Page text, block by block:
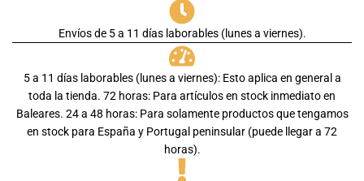
Envíos de 5 a 11 días laborables (lunes a viernes).
5 a 11 días laborables (lunes a viernes): Esto aplica en general a
toda la tienda. 72 horas: Para artículos en stock inmediato en
Baleares. 24 a 48 horas: Para solamente productos que tengamos
en stock para España y Portugal peninsular (puede llegar a 72
horas).